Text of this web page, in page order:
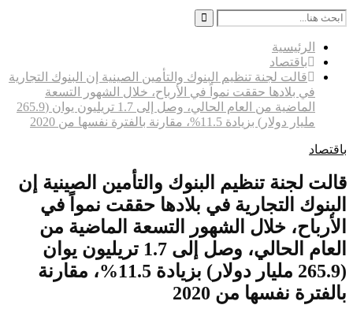
Search
for:
Search
الرئيسية
باقتصاد
قالت لجنة تنظيم البنوك والتأمين الصينية إن البنوك التجارية
في بلادها حققت نمواً في الأرباح، خلال الشهور التسعة
الماضية من العام الحالي، وصل إلى 1.7 تريليون يوان (265.9
مليار دولار) بزيادة 11.5%، مقارنة بالفترة نفسها من 2020
باقتصاد
قالت لجنة تنظيم البنوك والتأمين الصينية إن
البنوك التجارية في بلادها حققت نمواً في
الأرباح، خلال الشهور التسعة الماضية من
العام الحالي، وصل إلى 1.7 تريليون يوان
(265.9 مليار دولار) بزيادة 11.5%، مقارنة
بالفترة نفسها من 2020